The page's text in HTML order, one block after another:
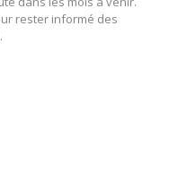
rester informé des